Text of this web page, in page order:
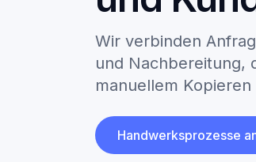
Wir verbinden
und Nachbereitung,
manuellem
Handwerksprozesse